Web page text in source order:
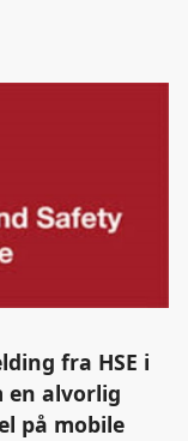
fra HSE i
en alvorlig
på mobile